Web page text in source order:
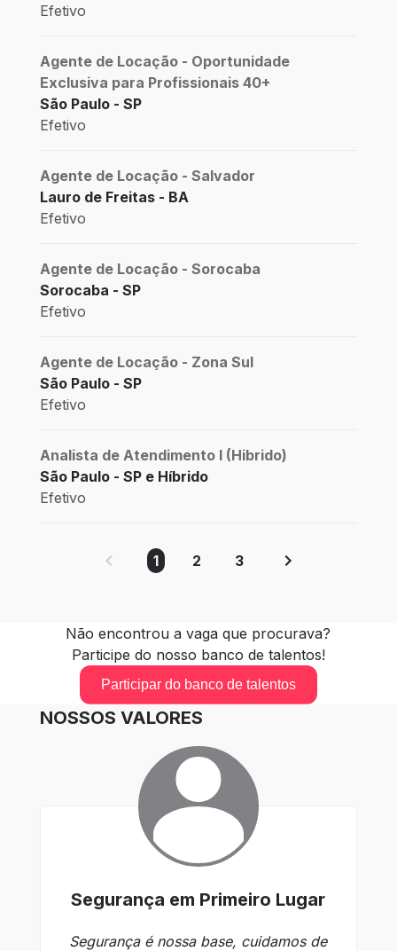
Efetivo
Agente de Locação - Oportunidade
Exclusiva para Profissionais 40+
São Paulo - SP
Efetivo
Agente de Locação - Salvador
Lauro de Freitas - BA
Efetivo
Agente de Locação - Sorocaba
Sorocaba - SP
Efetivo
Agente de Locação - Zona Sul
São Paulo - SP
Efetivo
Analista de Atendimento I (Hibrido)
São Paulo - SP e Híbrido
Efetivo
1 2 3
Não encontrou a vaga que procurava?
Participe do nosso banco de talentos!
Participar do banco de talentos
NOSSOS VALORES
Segurança em Primeiro Lugar
Segurança é nossa base, cuidamos de